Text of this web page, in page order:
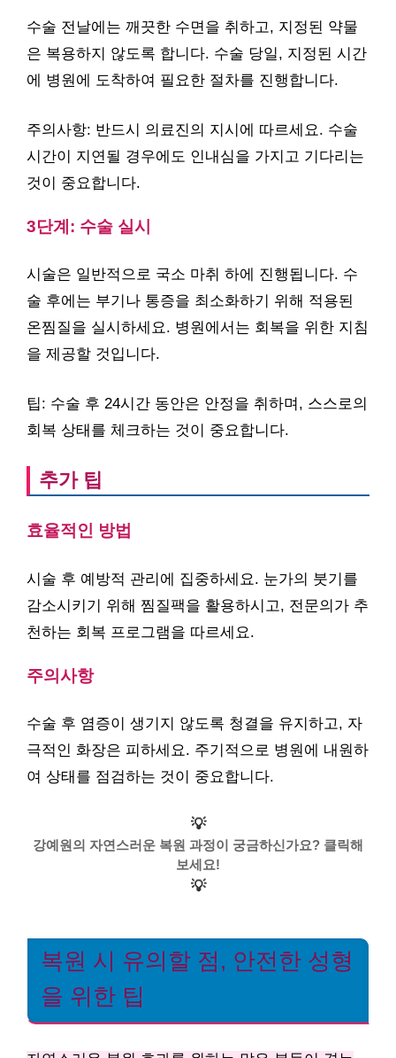
수술 전날에는 깨끗한 수면을 취하고, 지정된 약물
은 복용하지 않도록 합니다. 수술 당일, 지정된 시간
에 병원에 도착하여 필요한 절차를 진행합니다.
주의사항: 반드시 의료진의 지시에 따르세요. 수술
시간이 지연될 경우에도 인내심을 가지고 기다리는
것이 중요합니다.
3단계: 수술 실시
시술은 일반적으로 국소 마취 하에 진행됩니다. 수
술 후에는 부기나 통증을 최소화하기 위해 적용된
온찜질을 실시하세요. 병원에서는 회복을 위한 지침
을 제공할 것입니다.
팁: 수술 후 24시간 동안은 안정을 취하며, 스스로의
회복 상태를 체크하는 것이 중요합니다.
추가 팁
효율적인 방법
시술 후 예방적 관리에 집중하세요. 눈가의 붓기를
감소시키기 위해 찜질팩을 활용하시고, 전문의가 추
천하는 회복 프로그램을 따르세요.
주의사항
수술 후 염증이 생기지 않도록 청결을 유지하고, 자
극적인 화장은 피하세요. 주기적으로 병원에 내원하
여 상태를 점검하는 것이 중요합니다.
💡
강예원의 자연스러운 복원 과정이 궁금하신가요? 클릭해
보세요!
💡
복원 시 유의할 점, 안전한 성형
을 위한 팁